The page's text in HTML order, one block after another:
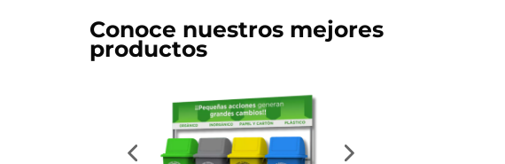
Conoce nuestros mejores
productos